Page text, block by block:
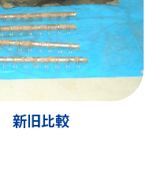
新旧比較